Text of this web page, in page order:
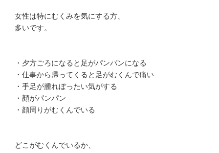
女性は特にむくみを気にする方、
多いです。
・夕方ごろになると足がパンパンになる
・仕事から帰ってくると足がむくんで痛い
・手足が腫れぼったい気がする
・顔がパンパン
・顔周りがむくんでいる
どこがむくんでいるか、